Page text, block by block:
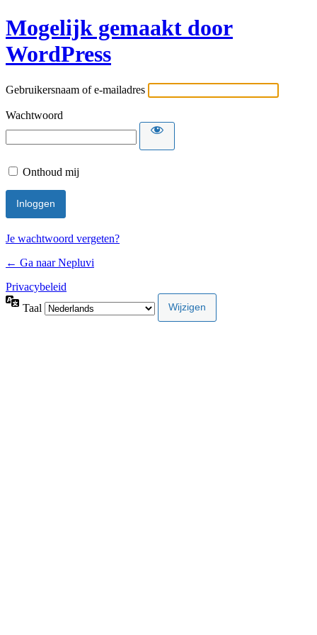
Mogelijk gemaakt door
WordPress
Gebruikersnaam of e-mailadres
Wachtwoord
Onthoud mij
Je wachtwoord vergeten?
← Ga naar Nepluvi
Privacybeleid
Taal